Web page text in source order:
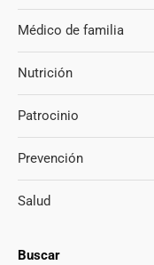
Buscar
Médico de familia
Nutrición
Patrocinio
Prevención
Salud